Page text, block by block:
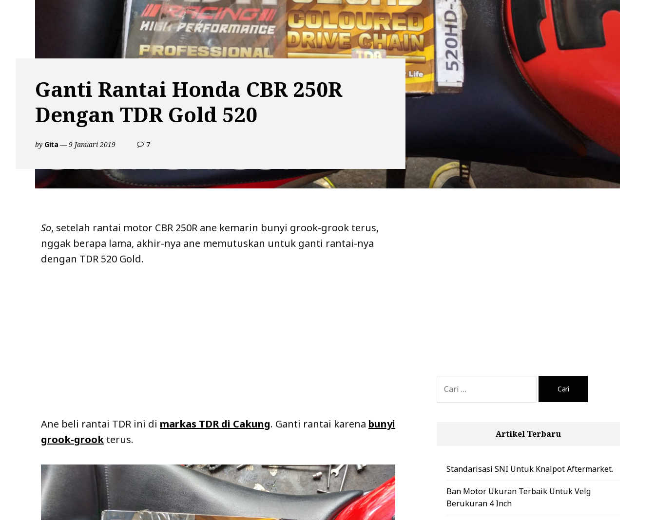
Ganti Rantai Honda CBR 250R
Dengan TDR Gold 520
by Gita 9 Januari 2019 7comments
Honda
TDR
Gold
So, setelah rantai motor CBR 250R ane kemarin bunyi grook-grook terus,
nggak berapa lama, akhir-nya ane memutuskan untuk ganti rantai-nya
dengan TDR 520 Gold.
Ane beli rantai TDR ini di markas TDR di Cakung. Ganti rantai karena bunyi
grook-grook terus.
untuk:
Artikel Terbaru
Standarisasi SNI Untuk Knalpot Aftermarket.
Ban Motor Ukuran Terbaik Untuk Velg
Berukuran 4 Inch